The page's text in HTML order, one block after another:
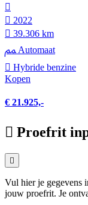
2022
39.306 km
Automaat
Hybride benzine
Kopen
€ 21.925,-
Proefrit
Vul hier je gegevens
jouw proefrit. Je